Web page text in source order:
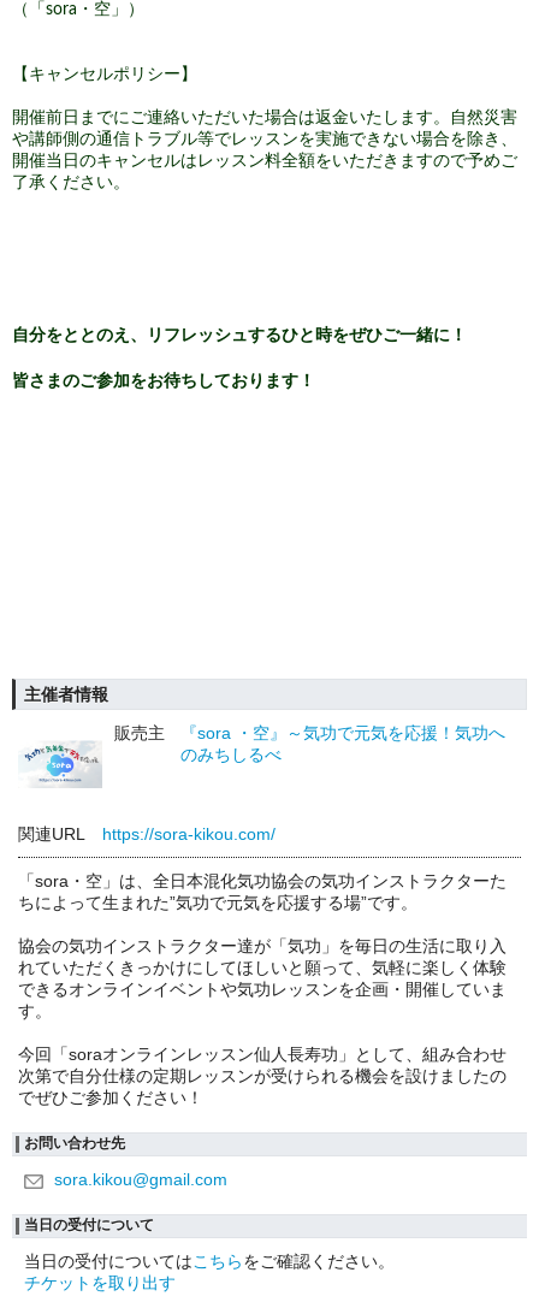
（「sora・空」）
【キャンセルポリシー】
開催前日までにご連絡いただいた場合は返金いたします。自然災害
や講師側の通信トラブル等でレッスンを実施できない場合を除き、
開催当日のキャンセルはレッスン料全額をいただきますので予めご
了承ください。
自分をととのえ、リフレッシュするひと時をぜひご一緒に！
皆さまのご参加をお待ちしております！
主催者情報
販売主
『sora ・空』～気功で元気を応援！気功へ
のみちしるべ
関連URL https://sora-kikou.com/
「sora・空」は、全日本混化気功協会の気功インストラクターた
ちによって生まれた”気功で元気を応援する場”です。
協会の気功インストラクター達が「気功」を毎日の生活に取り入
れていただくきっかけにしてほしいと願って、気軽に楽しく体験
できるオンラインイベントや気功レッスンを企画・開催していま
す。
今回「soraオンラインレッスン仙人長寿功」として、組み合わせ
次第で自分仕様の定期レッスンが受けられる機会を設けましたの
でぜひご参加ください！
お問い合わせ先
sora.kikou@gmail.com
当日の受付について
当日の受付についてはこちらをご確認ください。
チケットを取り出す